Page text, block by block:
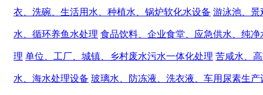
衣、洗碗、生活用水、种植水、锅炉软化水设备 游泳池、景
水、循环养鱼水处理 食品饮料、企业食堂、应急供水、纯净
理 单位、工厂、城镇、乡村废水污水一体化处理 苦咸水、
水、海水处理设备 玻璃水、防冻液、洗衣液、车用尿素生产